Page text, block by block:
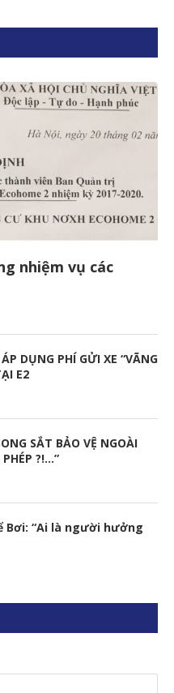
nhiệm vụ các
DỤNG PHÍ GỬI XE “VÃNG
E2
SẮT BẢO VỆ NGOÀI
?!…”
Bơi: “Ai là người hưởng